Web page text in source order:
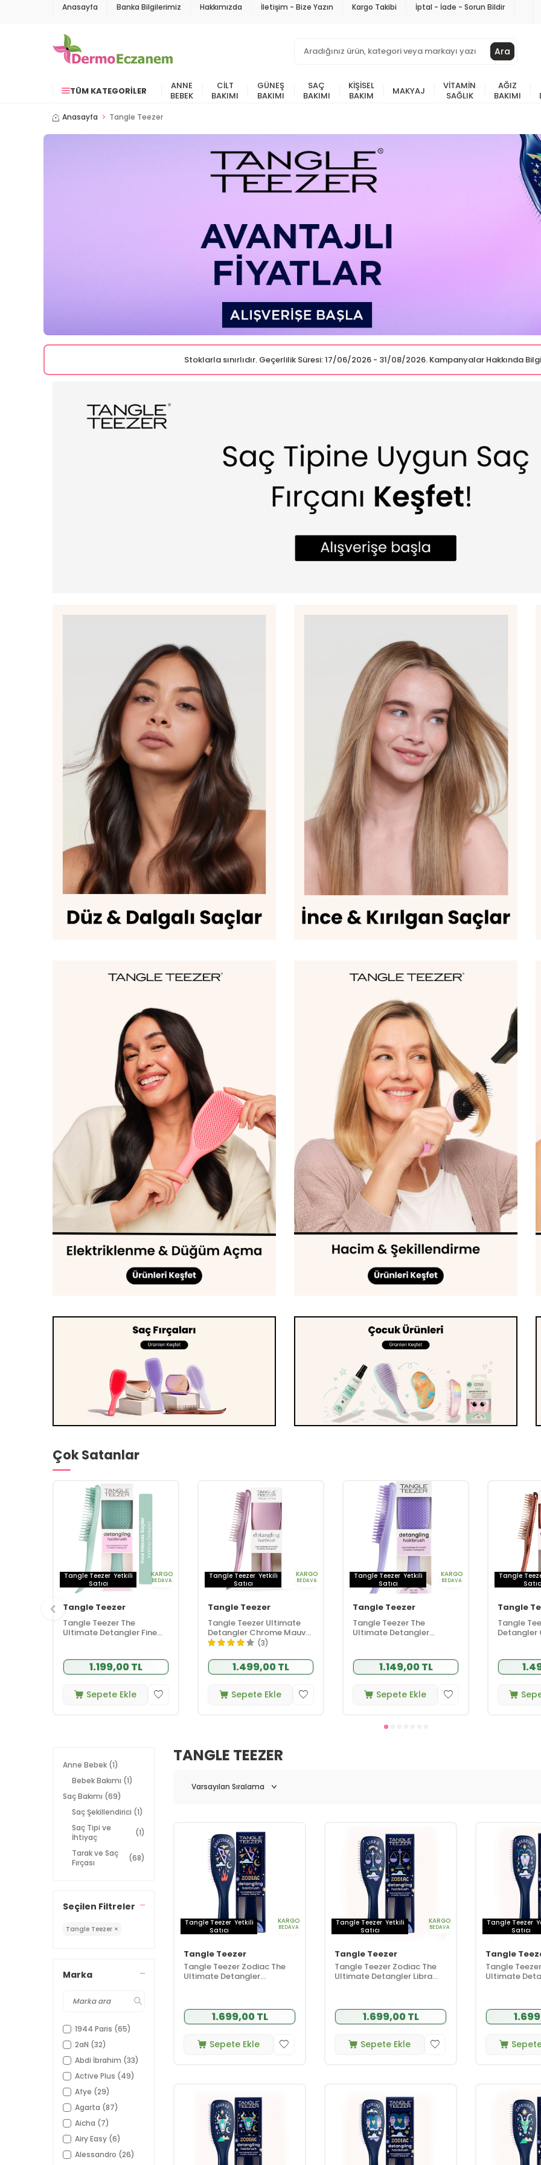
Anasayfa Banka Bilgilerimiz Hakkımızda İletişim - Bize Yazın Kargo Takibi İptal - İade - Sorun Bildir
Ara
TÜM KATEGORILER
ANNE
BEBEK
CILT
BAKIMI
GÜNEŞ
BAKIMI
SAÇ
BAKIMI
KIŞISEL
BAKIM
MAKYAJ
VITAMIN
SAĞLIK
AĞIZ
BAKIMI
Anasayfa Tangle Teezer
Stoklarla sınırlıdır. Geçerlilik Süresi: 17/06/2026 - 31/08/2026. Kampanyalar Hakkında
Çok Satanlar
Tangle Teezer Yetkili
Satıcı
KARGO
BEDAVA
Tangle Teezer
Tangle Teezer The
Ultimate Detangler Fine
Önleyici Tarak
1.199,00 TL
Sepete Ekle
Tangle Teezer Yetkili
Satıcı
KARGO
BEDAVA
Tangle Teezer
Tangle Teezer Ultimate
Detangler Chrome Mauve
Copper Islak ve Kuru Düz
Fırçası-Tarak
(3)
1.499,00 TL
Sepete Ekle
Tangle Teezer Yetkili
Satıcı
KARGO
BEDAVA
Tangle Teezer
Tangle Teezer The
Ultimate Detangler
Fırçası-Tarak - Dalgalı
Saçlar 1.149,00 TL
Sepete Ekle
Tangle
Tangle
Tangle
Detangler
Fırçası-
Anne Bebek (1)
Bebek Bakımı (1)
Saç Bakımı (69)
Saç Şekillendirici (1)
Saç Tipi ve
İhtiyaç
(1)
Tarak ve Saç
Fırçası
(68)
Seçilen Filtreler
Tangle Teezer ×
Marka
1944 Paris (65)
2aN (32)
Abdi İbrahim (33)
Active Plus (49)
Afye (29)
Agarta (87)
Aicha (7)
Airy Easy (6)
Alessandro (26)
TANGLE TEEZER
Tangle Teezer Yetkili
Satıcı
KARGO
BEDAVA
Tangle Teezer
Tangle Teezer Zodiac The
Ultimate Detangler
1.699,00 TL
Sepete Ekle
Tangle Teezer Yetkili
Satıcı
KARGO
BEDAVA
Tangle Teezer
Tangle Teezer Zodiac The
Ultimate Detangler Libra
1.699,00 TL
Sepete Ekle
Tangle Teezer
Satıcı
Tangle
Tangle
Ultimate